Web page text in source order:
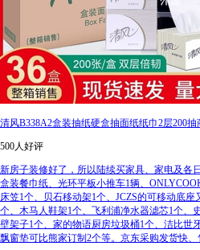
清风B338A2盒装抽纸硬盒抽面纸纸巾2层200
500人好评
新房子装修好了，所以陆续买家具、家电及各
盒装餐巾纸、光环平板小推车1辆、
床笠1个、贝石移动架1个、JCZS的可移动底
个、木马人鞋架1个、飞利浦净水器滤芯1个、
壁架子1个、家的物语厨房垃圾桶1个、洁比世
飘窗垫可比熊家订制2个等。京东采购发货快、